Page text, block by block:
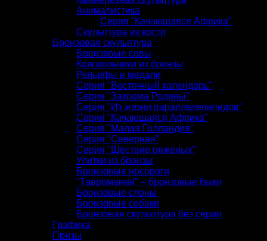
Анималистика
Серия "Качающаяся Африка"
Скульптура из кости
Бронзовая скульптура
Бронзовые совы
Колокольчики из бронзы
Рельефы и медали
Серия "Восточный календарь"
Серия "Закрома Родины"
Серия "Из жизни параллелепипедов"
Серия "Качающаяся Африка"
Серия "Малая Голландия"
Серия "Северная"
Серия "Шествие ряженых"
Улитки из бронзы
Бронзовые носороги
"Тавромания" – бронзовые быки
Бронзовые слоны
Бронзовые собаки
Бронзовая скульптура без серии
Графика
Призы